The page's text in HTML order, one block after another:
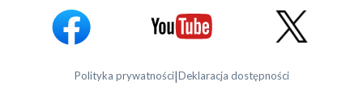
Polityka prywatności|Deklaracja dostępności